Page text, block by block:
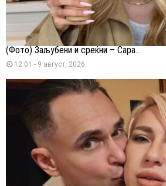
(Фото) Заљубени и среќни – Сара...
12:01 - 9 август, 2026